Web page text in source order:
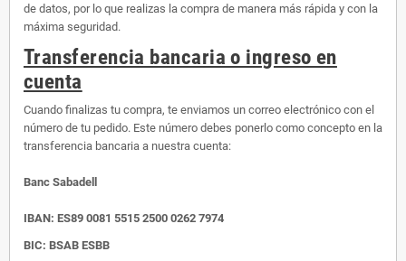
de datos, por lo que realizas la compra de manera más rápida y con la
máxima seguridad.
Transferencia bancaria o ingreso en
cuenta
Cuando finalizas tu compra, te enviamos un correo electrónico con el
número de tu pedido. Este número debes ponerlo como concepto en la
transferencia bancaria a nuestra cuenta:
Banc Sabadell
IBAN: ES89 0081 5515 2500 0262 7974
BIC: BSAB ESBB